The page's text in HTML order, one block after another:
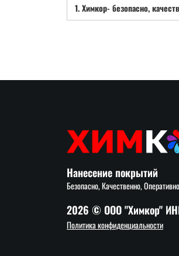
1.Химкор- безопасно,
Нанесение покрытий
Безопасно, Качественно, Оперативно
2026 © ООО "Химкор"
Политика конфиденциальности